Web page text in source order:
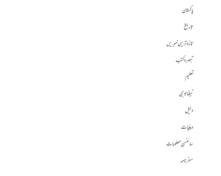
پاکستان
تاریخ
تازہ ترین خبریں
تبصرہ کتب
تعلیم
ٹیکنالوجی
دلیل
دینیات
سائنسی معلومات
سفرنامہ